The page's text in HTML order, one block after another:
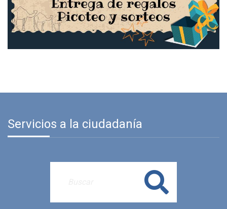
Servicios a la ciudadanía
Buscar